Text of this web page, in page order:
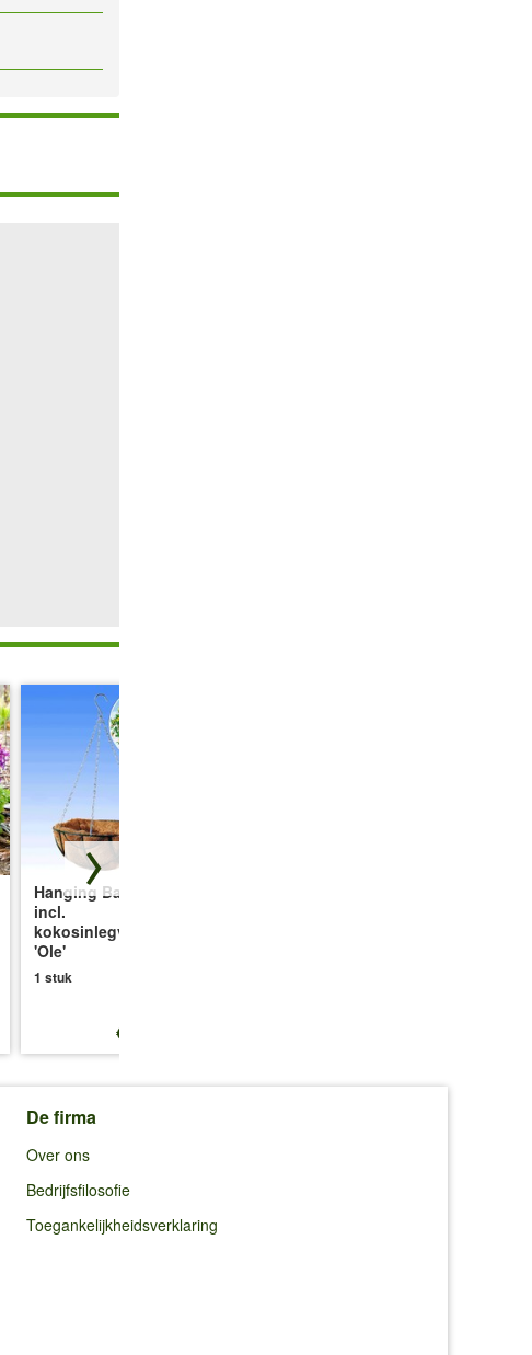
Hanging Basket
incl.
kokosinlegvel
'Ole'
1 stuk
€ 12,25
De firma
Over ons
Bedrijfsfilosofie
Toegankelijkheidsverklaring